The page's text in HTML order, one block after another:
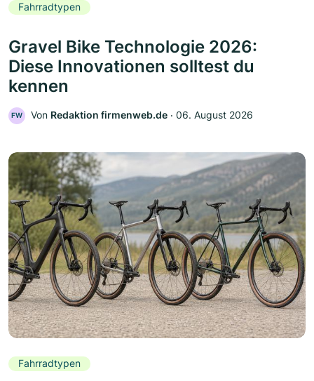
Fahrradtypen
Gravel Bike Technologie 2026:
Diese Innovationen solltest du
kennen
FW Von Redaktion firmenweb.de ‧ 06. August 2026
Fahrradtypen